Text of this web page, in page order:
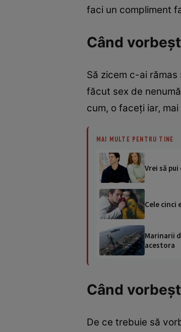
faci un compliment
Când
Să zicem c-ai
făcut sex de
cum, o faceţi iar,
MAI MULTE PENTRU TINE
Vrei să
Cele cinci
Marinarii
acestora
Când
De ce trebuie să